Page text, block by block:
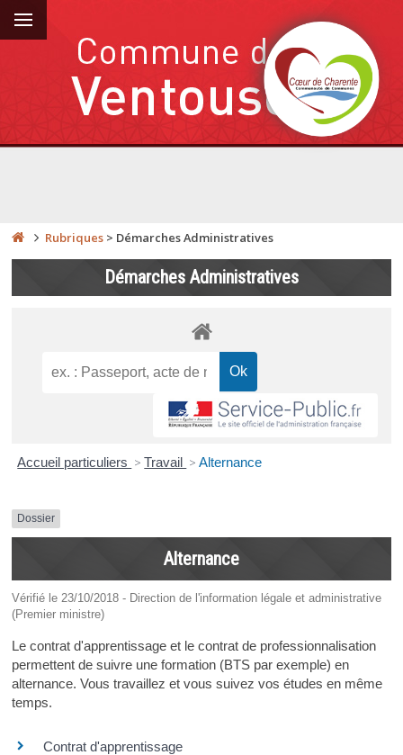
Rubriques > Démarches Administratives
Démarches Administratives
Accueil particuliers > Travail > Alternance
Dossier
Alternance
Vérifié le 23/10/2018 - Direction de l'information légale et administrative
(Premier ministre)
Le contrat d'apprentissage et le contrat de professionnalisation
permettent de suivre une formation (BTS par exemple) en
alternance. Vous travaillez et vous suivez vos études en même
temps.
Contrat d'apprentissage